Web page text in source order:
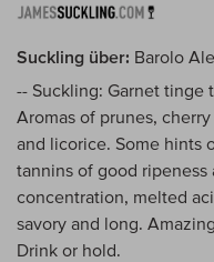
Suckling über: Barolo
-- Suckling: Garnet tinge
Aromas of prunes,
and licorice. Some hints
tannins of good
concentration, melted
savory and long.
Drink or hold.